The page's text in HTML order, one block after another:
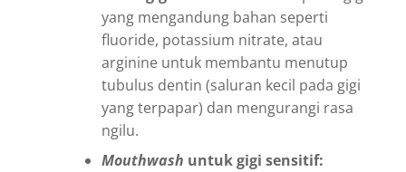
yang mengandung bahan seperti
fluoride, potassium nitrate, atau
arginine untuk membantu menutup
tubulus dentin (saluran kecil pada gigi
yang terpapar) dan mengurangi rasa
ngilu.
Mouthwash untuk gigi sensitif: